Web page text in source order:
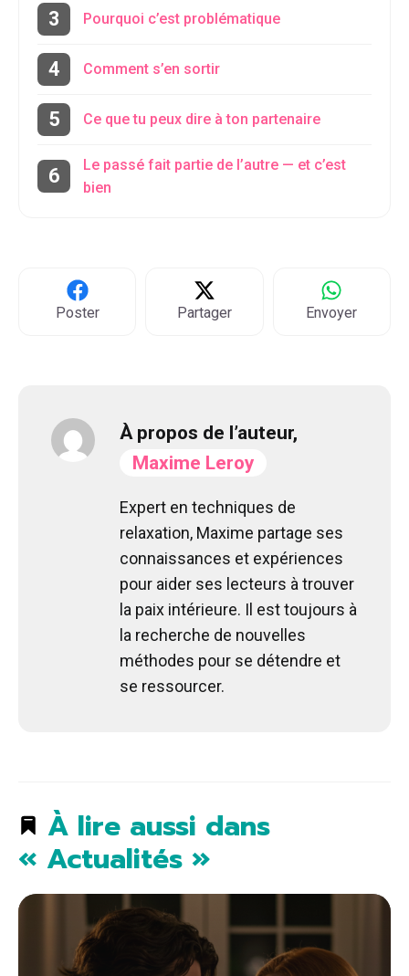
Pourquoi c’est problématique
Comment s’en sortir
Ce que tu peux dire à ton partenaire
Le passé fait partie de l’autre — et c’est
bien
Poster Partager Envoyer
À propos de l’auteur,
Maxime Leroy
Expert en techniques de
relaxation, Maxime partage ses
connaissances et expériences
pour aider ses lecteurs à trouver
la paix intérieure. Il est toujours à
la recherche de nouvelles
méthodes pour se détendre et
se ressourcer.
À lire aussi dans
« Actualités »